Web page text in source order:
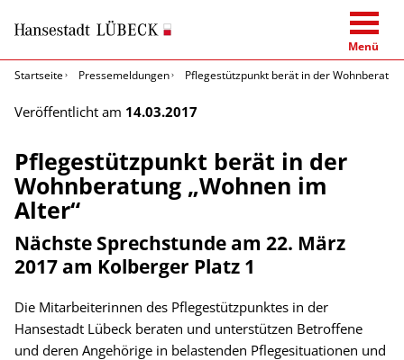
Menü
Startseite
Pressemeldungen Pflegestützpunkt berät in der
Veröffentlicht am 14.03.2017
Pflegestützpunkt berät in der
Wohnberatung „Wohnen im
Alter“
Nächste Sprechstunde am 22. März
2017 am Kolberger Platz 1
Die Mitarbeiterinnen des Pflegestützpunktes in der
Hansestadt Lübeck beraten und unterstützen Betroffene
und deren Angehörige in belastenden Pflegesituationen und